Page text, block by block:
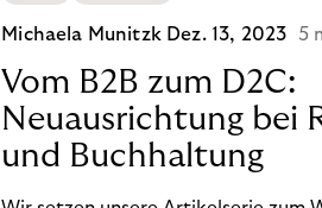
Michaela Munitzk Dez. 13, 2023 5
Vom B2B zum D2C:
Neuausrichtung bei
und Buchhaltung